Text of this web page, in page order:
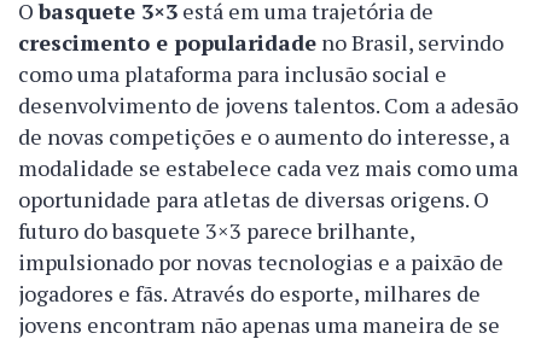
Obasquete 3×3 está em uma trajetória de
crescimento e popularidade no Brasil, servindo
como uma plataforma para inclusão social e
desenvolvimento de jovens talentos. Com a adesão
de novas competições e o aumento do interesse, a
modalidade se estabelece cada vez mais como uma
oportunidade para atletas de diversas origens. O
futuro do basquete 3×3 parece brilhante,
impulsionado por novas tecnologias e a paixão de
jogadores e fãs. Através do esporte, milhares de
jovens encontram não apenas uma maneira de se